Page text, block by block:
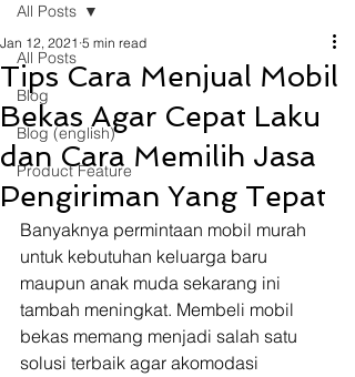
All Posts
Blog
Blog (english)
Product Feature
All Posts
Tips Cara Menjual Mobil
Bekas Agar Cepat Laku
dan Cara Memilih Jasa
Pengiriman Yang Tepat
Jan 12, 2021 5 min read
Banyaknya permintaan mobil murah
untuk kebutuhan keluarga baru
maupun anak muda sekarang ini
tambah meningkat. Membeli mobil
bekas memang menjadi salah satu
solusi terbaik agar akomodasi